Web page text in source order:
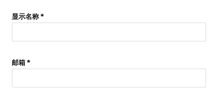
显示名称*
邮箱*